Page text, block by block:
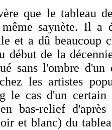
que le tableau de
saynète. Il a
et a dû beaucoup
début de la
sans l'ombre d'un
les artistes
le cas d'un certain
bas-relief
et blanc) du